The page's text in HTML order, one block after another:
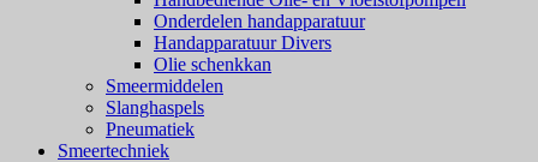
Onderdelen handapparatuur
Handapparatuur Divers
Olie schenkkan
Smeermiddelen
Slanghaspels
Pneumatiek
Smeertechniek